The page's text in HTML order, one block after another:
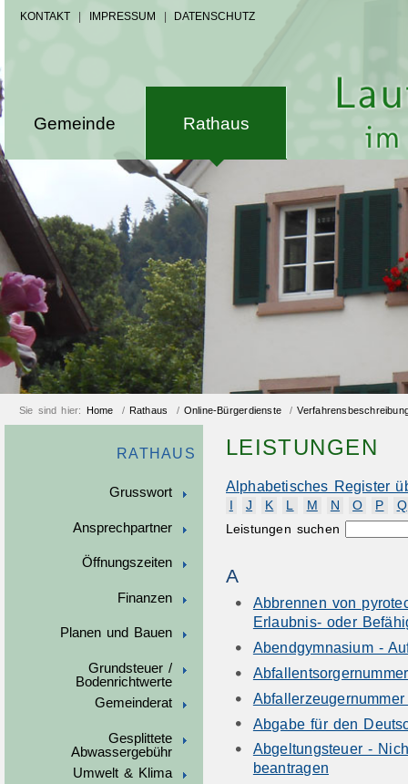
KONTAKT IMPRESSUM DATENSCHUTZ
Gemeinde Rathaus
Sie sind hier: Home / Rathaus / Online-Bürgerdienste /
RATHAUS
Grusswort
Ansprechpartner
Öffnungszeiten
Finanzen
Planen und Bauen
Grundsteuer /
Bodenrichtwerte
Gemeinderat
Gesplittete
Abwassergebühr
Umwelt & Klima
LEISTUNGEN
Alphabetisches Register
J K L M N O P
Q
Leistungen suchen
A
Abbrennen von
Erlaubnis- oder
Abendgymnasium -
Abgabe für den
Abgeltungsteuer -
beantragen